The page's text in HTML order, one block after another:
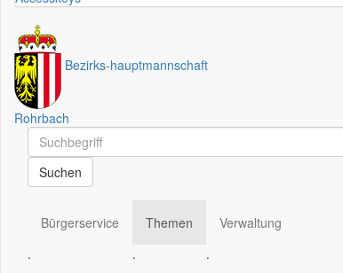
Bezirks-hauptmannschaft
Rohrbach
Schnellsuche
Schnellsuche
Suchen
Bürgerservice
.
Themen
.
Verwaltung
.